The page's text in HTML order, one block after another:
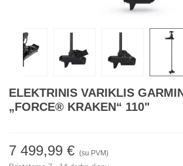
ELEKTRINIS VARIKLIS
„FORCE® KRAKEN“ 110"
7 499,99 € (su PVM)